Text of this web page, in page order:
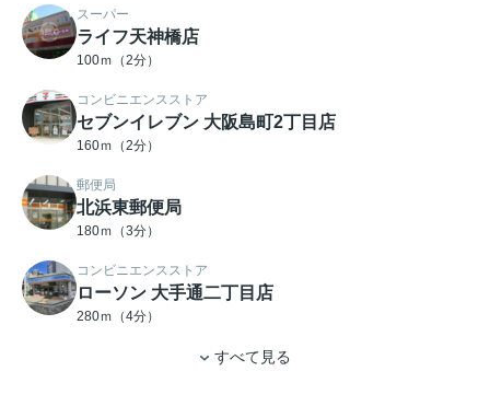
スーパー
ライフ天神橋店
100ｍ（2分）
コンビニエンスストア
セブンイレブン 大阪島町2丁目店
160ｍ（2分）
郵便局
北浜東郵便局
180ｍ（3分）
コンビニエンスストア
ローソン 大手通二丁目店
280ｍ（4分）
すべて見る